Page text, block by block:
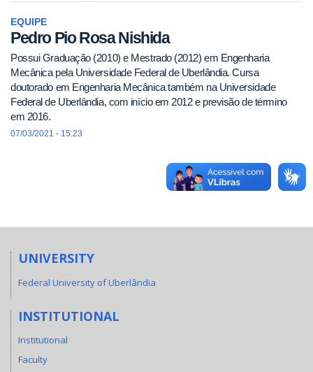
EQUIPE
Pedro Pio Rosa Nishida
Possui Graduação (2010) e Mestrado (2012) em Engenharia
Mecânica pela Universidade Federal de Uberlândia. Cursa
doutorado em Engenharia Mecânica também na Universidade
Federal de Uberlândia, com início em 2012 e previsão de término
em 2016.
07/03/2021 - 15:23
UNIVERSITY
Federal University of Uberlândia
INSTITUTIONAL
Institutional
Faculty